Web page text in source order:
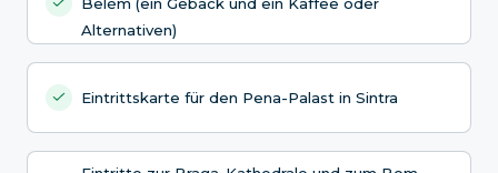
Alternativen)
Eintrittskarte für den Pena-Palast in Sintra